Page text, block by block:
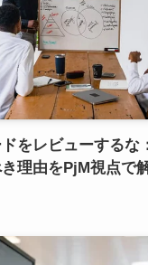
をレビューするな
理由をPjM視点で